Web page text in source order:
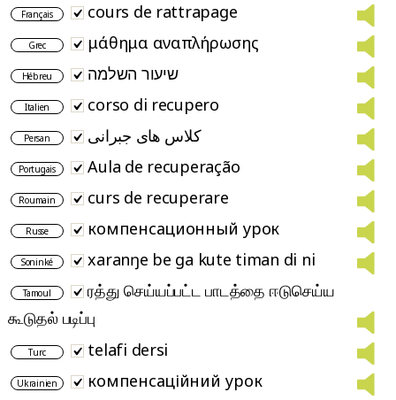
Français cours de rattrapage
Grec μάθημα αναπλήρωσης
Hébreu שיעור השלמה
Italien corso di recupero
Persan کلاس های جبرانی
Portugais Aula de recuperação
Roumain curs de recuperare
Russe компенсационный урок
Soninké xaranŋe be ga kute timan di ni
Tamoul
ரத்து செய்யப்பட்ட பாடத்தை ஈடுசெய்ய
கூடுதல் படிப்பு
Turc telafi dersi
Ukrainien компенсаційний урок